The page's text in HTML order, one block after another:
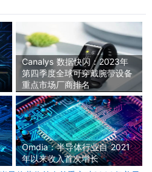
Canalys 数据快闪：2023年
第四季度全球可穿戴腕带设备
重点市场厂商排名
Omdia：半导体行业自 2021
年以来收入首次增长